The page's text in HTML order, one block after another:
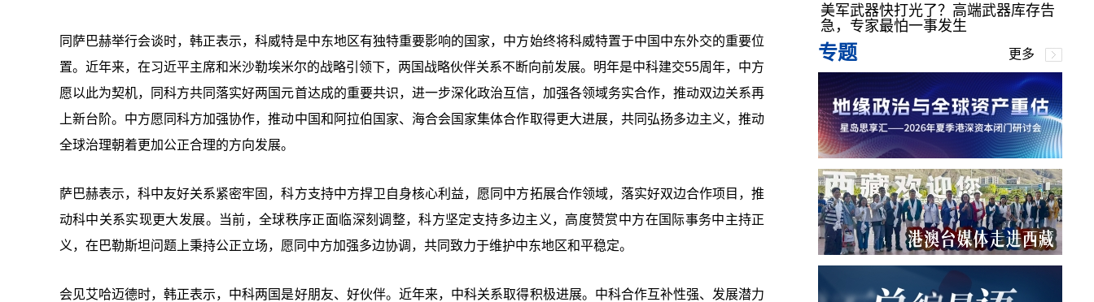
同萨巴赫举行会谈时，韩正表示，科威特是中东地区有独特重要影响的国家，中方始终将科威特置于中国中东外交的重要位
置。近年来，在习近平主席和米沙勒埃米尔的战略引领下，两国战略伙伴关系不断向前发展。明年是中科建交55周年，中方
愿以此为契机，同科方共同落实好两国元首达成的重要共识，进一步深化政治互信，加强各领域务实合作，推动双边关系再
上新台阶。中方愿同科方加强协作，推动中国和阿拉伯国家、海合会国家集体合作取得更大进展，共同弘扬多边主义，推动
全球治理朝着更加公正合理的方向发展。
萨巴赫表示，科中友好关系紧密牢固，科方支持中方捍卫自身核心利益，愿同中方拓展合作领域，落实好双边合作项目，推
动科中关系实现更大发展。当前，全球秩序正面临深刻调整，科方坚定支持多边主义，高度赞赏中方在国际事务中主持正
义，在巴勒斯坦问题上秉持公正立场，愿同中方加强多边协调，共同致力于维护中东地区和平稳定。
会见艾哈迈德时，韩正表示，中科两国是好朋友、好伙伴。近年来，中科关系取得积极进展。中科合作互补性强、发展潜力
美军武器快打光了？高端武器库存告
急，专家最怕一事发生
专题 更多